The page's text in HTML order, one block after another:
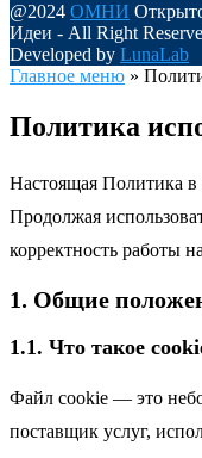
@2024 ОМНИ
Идеи - All Right
Developed by LunaLab
Главное меню »
Политика
Настоящая Политика
Продолжая
корректность работы
1. Общие
1.1. Что такое
Файл cookie — это
поставщик услуг,